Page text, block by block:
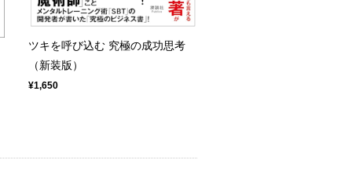
ツキを呼び込む 究極の成功思考
（新装版）
¥1,650